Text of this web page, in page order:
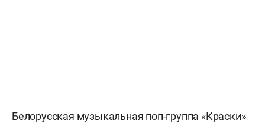
Белорусская музыкальная поп-группа «Краски»